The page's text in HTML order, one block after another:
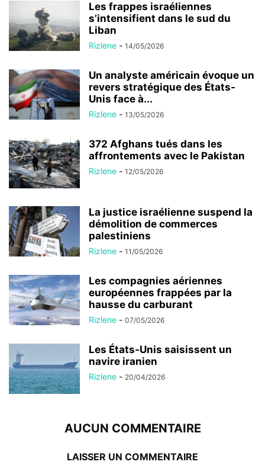
Les frappes israéliennes
s’intensifient dans le sud du
Liban
Rizlene - 14/05/2026
Un analyste américain évoque un
revers stratégique des États-
Unis face à...
Rizlene - 13/05/2026
372 Afghans tués dans les
affrontements avec le Pakistan
Rizlene - 12/05/2026
La justice israélienne suspend la
démolition de commerces
palestiniens
Rizlene - 11/05/2026
Les compagnies aériennes
européennes frappées par la
hausse du carburant
Rizlene - 07/05/2026
Les États-Unis saisissent un
navire iranien
Rizlene - 20/04/2026
AUCUN COMMENTAIRE
LAISSER UN COMMENTAIRE